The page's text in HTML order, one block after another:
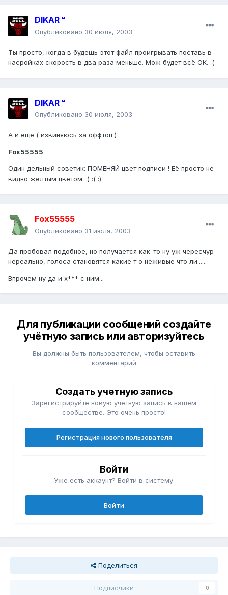
DIKAR™
Опубликовано 30 июля, 2003
Ты просто, когда в будешь этот файл проигрывать поставь в
насройках скорость в два раза меньше. Мож будет всё ОК. :(
DIKAR™
Опубликовано 30 июля, 2003
А и ещё ( извиняюсь за оффтоп )
Fox55555
Один дельный советик: ПОМЕНЯЙ цвет подписи ! Её просто не
видно желтым цветом. :) :( :)
Fox55555
Опубликовано 31 июля, 2003
Да пробовал подобное, но получается как-то ну уж чересчур
нереально, голоса становятся какие т о неживые что ли......
Впрочем ну да и х*** с ним...
Для публикации сообщений создайте
учётную запись или авторизуйтесь
Вы должны быть пользователем, чтобы оставить
комментарий
Создать учетную запись
Зарегистрируйте новую учётную запись в нашем
сообществе. Это очень просто!
Регистрация нового пользователя
Войти
Уже есть аккаунт? Войти в систему.
Войти
Поделиться
Подписчики 0